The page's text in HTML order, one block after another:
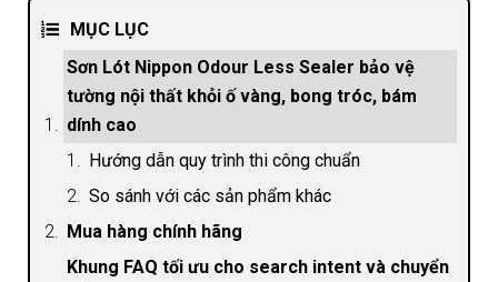
MỤC LỤC
Sơn Lót Nippon Odour Less Sealer bảo vệ
tường nội thất khỏi ố vàng, bong tróc, bám
dính cao
Hướng dẫn quy trình thi công chuẩn
So sánh với các sản phẩm khác
Mua hàng chính hãng
Khung FAQ tối ưu cho search intent và chuyển